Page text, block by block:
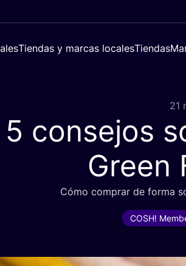
Tiendas y marcas localesTiendas
21
5 consejos
Green
Cómo com­prar de for­ma
COSH!